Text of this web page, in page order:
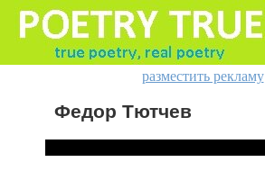
разместить рекламу
Федор Тютчев